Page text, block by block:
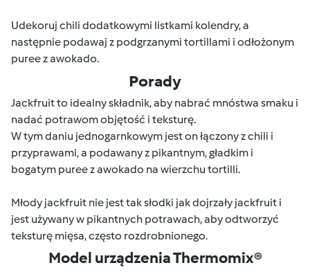
Udekoruj chili dodatkowymi listkami kolendry, a
następnie podawaj z podgrzanymi tortillami i odłożonym
puree z awokado.
Porady
Jackfruit to idealny składnik, aby nabrać mnóstwa smaku i
nadać potrawom objętość i teksturę.
W tym daniu jednogarnkowym jest on łączony z chili i
przyprawami, a podawany z pikantnym, gładkim i
bogatym puree z awokado na wierzchu tortilli.
Młody jackfruit nie jest tak słodki jak dojrzały jackfruit i
jest używany w pikantnych potrawach, aby odtworzyć
teksturę mięsa, często rozdrobnionego.
Model urządzenia Thermomix®